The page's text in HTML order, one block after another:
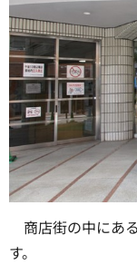
商店街の中にあ
す。